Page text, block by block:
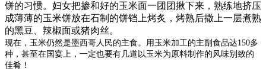
饼的习惯。妇女把掺和好的玉米面一团团揪下来，熟练地挤压
成薄薄的玉米饼放在石制的饼铛上烤炙，烤熟后撒上一层煮熟
的黑豆、辣椒面或猪肉丝。
现在，玉米仍然是墨西哥人民的主食。用玉米加工的主副食品达150多
种，甚至在国宴上，一定也要有几道以玉米为原料制作的风味别致的
佳肴！